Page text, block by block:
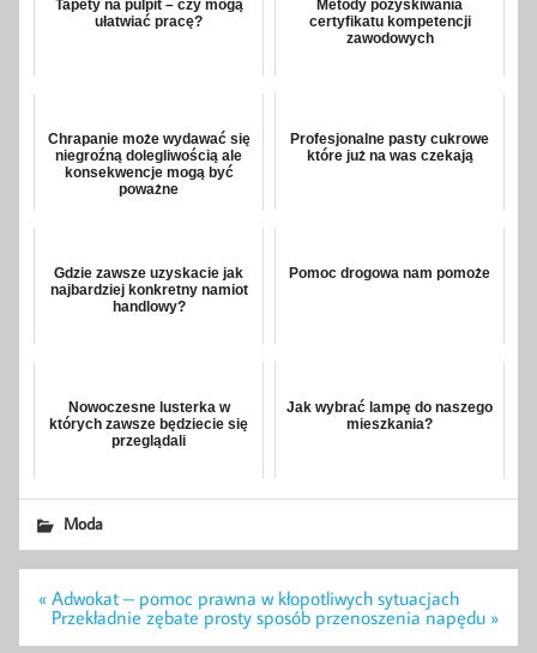
Tapety na pulpit – czy mogą
ułatwiać pracę?
Metody pozyskiwania
certyfikatu kompetencji
zawodowych
Chrapanie może wydawać się
niegroźną dolegliwością ale
konsekwencje mogą być
poważne
Profesjonalne pasty cukrowe
które już na was czekają
Gdzie zawsze uzyskacie jak
najbardziej konkretny namiot
handlowy?
Pomoc drogowa nam pomoże
Nowoczesne lusterka w
których zawsze będziecie się
przeglądali
Jak wybrać lampę do naszego
mieszkania?
Moda
Nawigacja
wpisu
« Adwokat – pomoc prawna w kłopotliwych sytuacjach
Przekładnie zębate prosty sposób przenoszenia napędu »